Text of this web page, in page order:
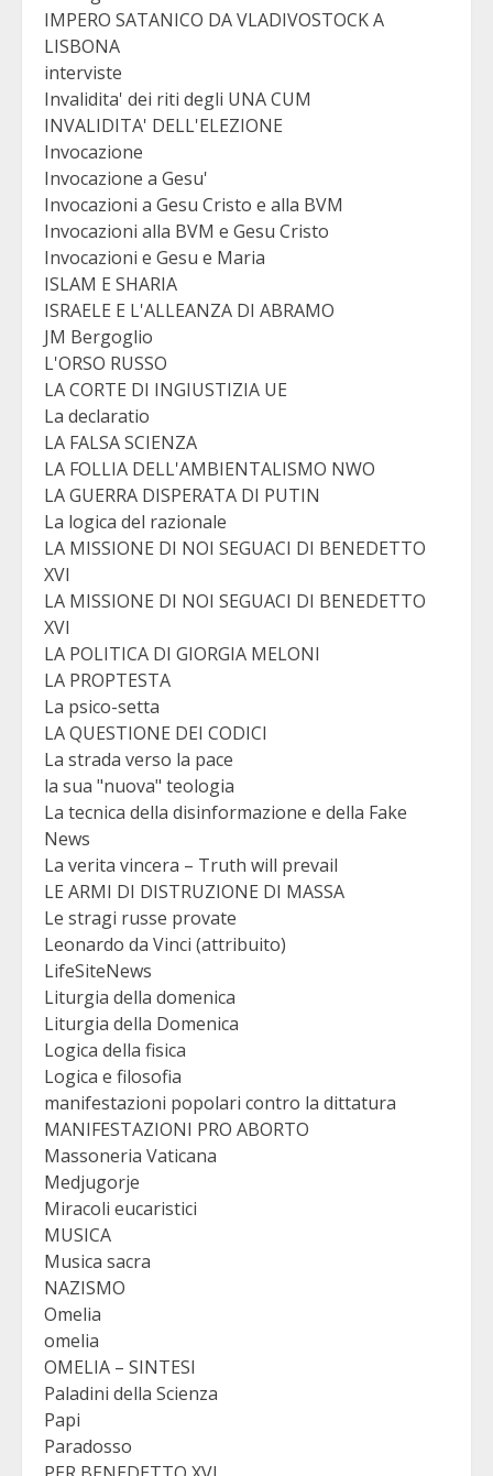
IMPERO SATANICO DA VLADIVOSTOCK A
LISBONA
interviste
Invalidita' dei riti degli UNA CUM
INVALIDITA' DELL'ELEZIONE
Invocazione
Invocazione a Gesu'
Invocazioni a Gesu Cristo e alla BVM
Invocazioni alla BVM e Gesu Cristo
Invocazioni e Gesu e Maria
ISLAM E SHARIA
ISRAELE E L'ALLEANZA DI ABRAMO
JM Bergoglio
L'ORSO RUSSO
LA CORTE DI INGIUSTIZIA UE
La declaratio
LA FALSA SCIENZA
LA FOLLIA DELL'AMBIENTALISMO NWO
LA GUERRA DISPERATA DI PUTIN
La logica del razionale
LA MISSIONE DI NOI SEGUACI DI BENEDETTO
XVI
LA MISSIONE DI NOI SEGUACI DI BENEDETTO
XVI
LA POLITICA DI GIORGIA MELONI
LA PROPTESTA
La psico-setta
LA QUESTIONE DEI CODICI
La strada verso la pace
la sua "nuova" teologia
La tecnica della disinformazione e della Fake
News
La verita vincera – Truth will prevail
LE ARMI DI DISTRUZIONE DI MASSA
Le stragi russe provate
Leonardo da Vinci (attribuito)
LifeSiteNews
Liturgia della domenica
Liturgia della Domenica
Logica della fisica
Logica e filosofia
manifestazioni popolari contro la dittatura
MANIFESTAZIONI PRO ABORTO
Massoneria Vaticana
Medjugorje
Miracoli eucaristici
MUSICA
Musica sacra
NAZISMO
Omelia
omelia
OMELIA – SINTESI
Paladini della Scienza
Papi
Paradosso